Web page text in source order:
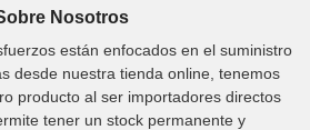
Nosotros
están enfocados en el suministro
desde nuestra tienda online, tenemos
producto al ser importadores directos
tener un stock permanente y